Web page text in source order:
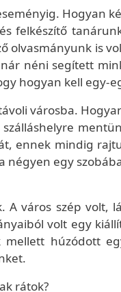
Hogyan
felkészítő
olvasmányunk is
néni segített
hogyan kell egy-
városba.
ennek mindig
négyen egy
A város szép volt,
volt egy
mellett húzódott
rátok?